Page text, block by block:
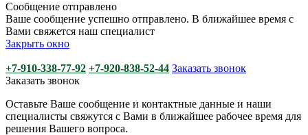
Сообщение отправлено
Ваше сообщение успешно отправлено. В ближайшее время с
Вами свяжется наш специалист
Закрыть окно
+7-910-338-77-92 +7-920-838-52-44 Заказать звонок
Заказать звонок
Оставьте Ваше сообщение и контактные данные и наши
специалисты свяжутся с Вами в ближайшее рабочее время для
решения Вашего вопроса.